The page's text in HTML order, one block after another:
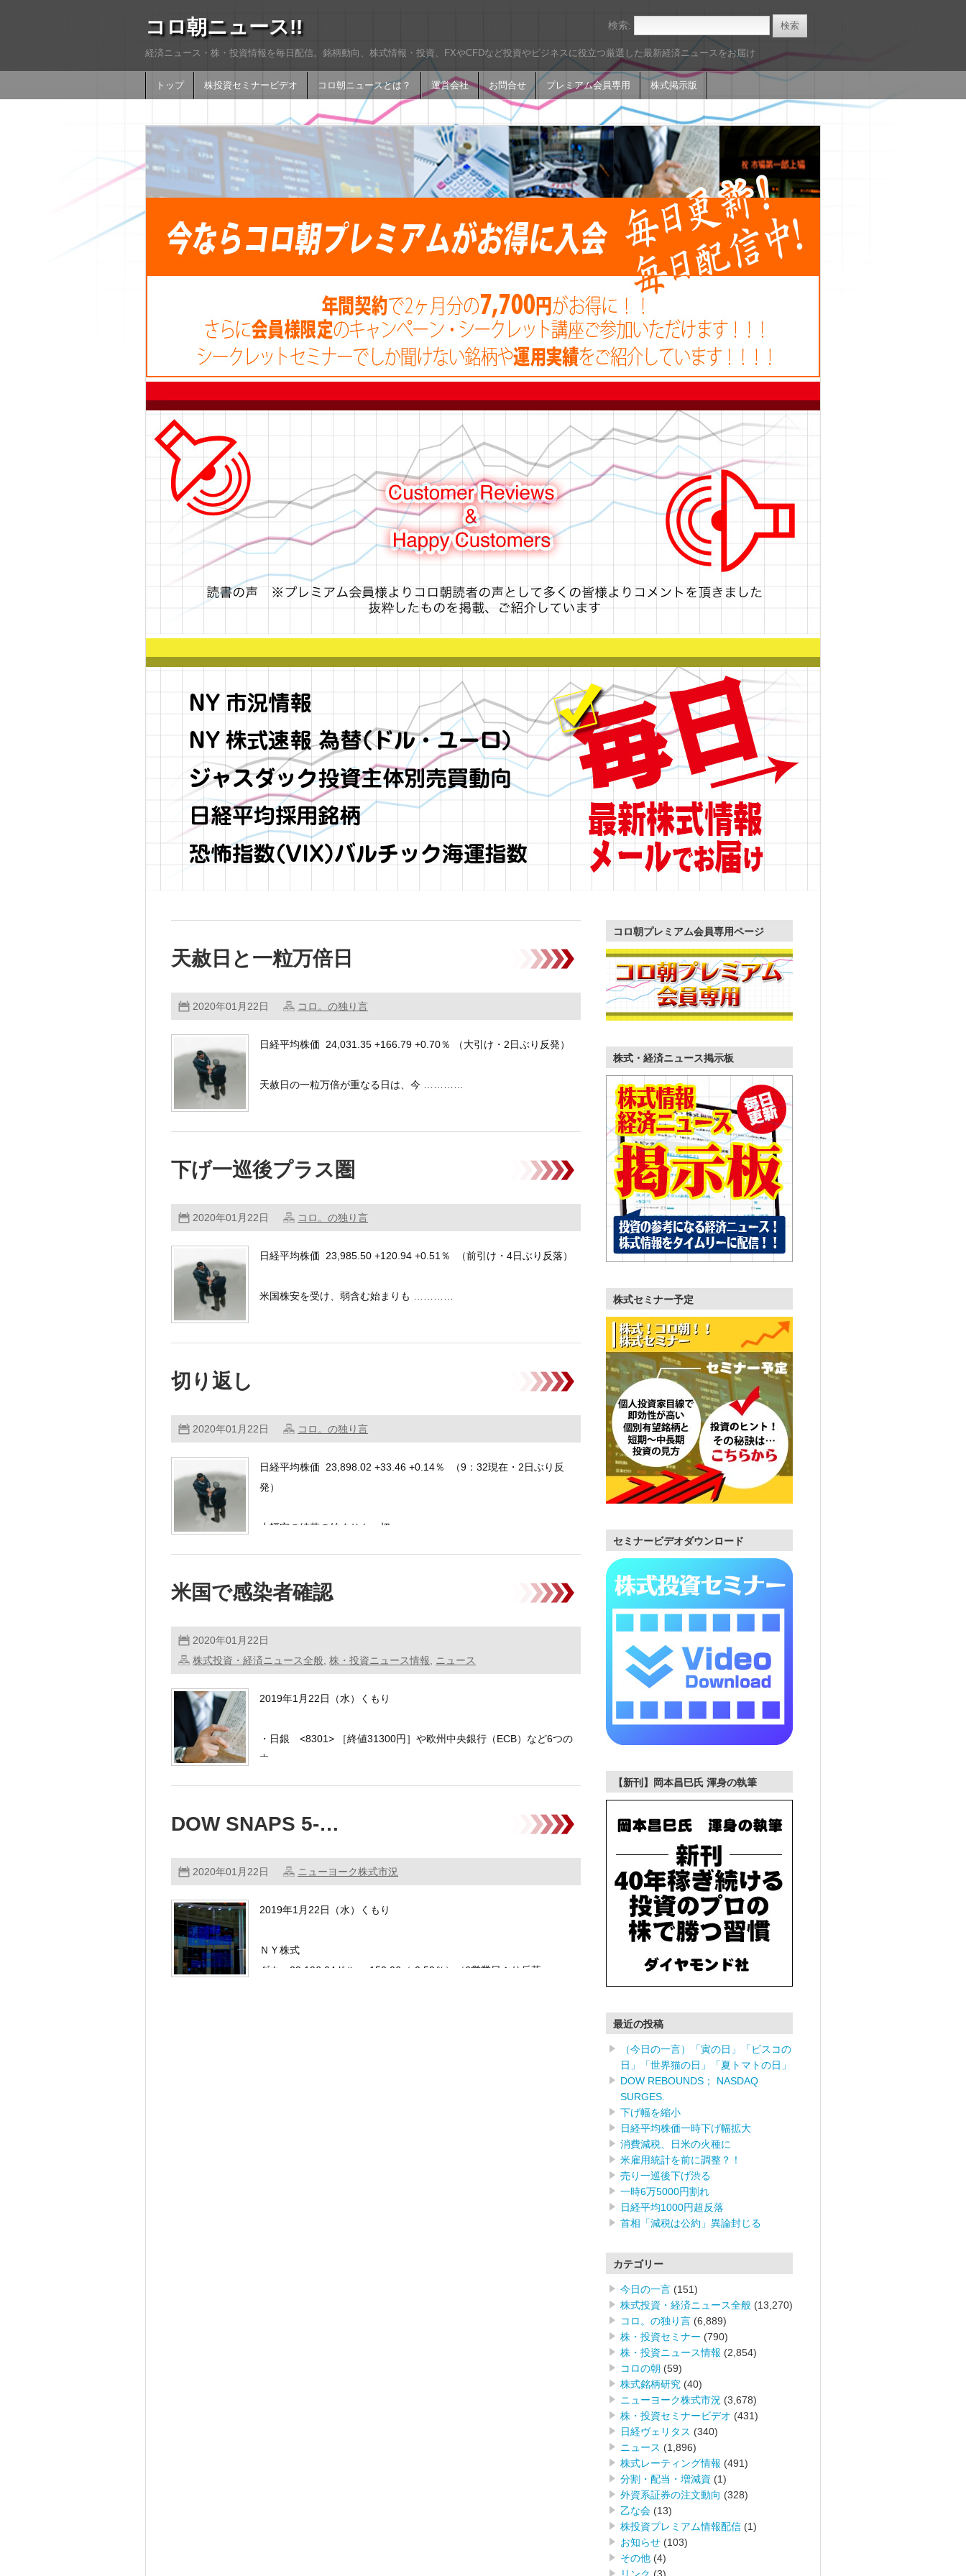
コロ朝ニュース!!
経済ニュース・株・投資情報を毎日配信。銘柄動向、株式情報・投資、FXやCFDなど投資やビジネスに役立つ厳選した最新経済ニュースをお届け
トップ 株投資セミナービデオ コロ朝ニュースとは？ 運営会社 お問合せ プレミアム会員専用 株式掲示版
検索:
天赦日と一粒万倍日
2020年01月22日 コロ。の独り言
日経平均株価 24,031.35 +166.79 +0.70％ （大引け・2日ぶり反発）
天赦日の一粒万倍が重なる日は、今 …………
下げ一巡後プラス圏
2020年01月22日 コロ。の独り言
日経平均株価 23,985.50 +120.94 +0.51％ （前引け・4日ぶり反落）
米国株安を受け、弱含む始まりも …………
切り返し
2020年01月22日 コロ。の独り言
日経平均株価 23,898.02 +33.46 +0.14％ （9：32現在・2日ぶり反
発）
小幅安の続落の始まりも、切 …………
米国で感染者確認
2020年01月22日
株式投資・経済ニュース全般 株・投資ニュース情報 ニュース
2019年1月22日（水）くもり
・日銀 <8301> ［終値31300円］や欧州中央銀行（ECB）など6つの
中 …………
DOW SNAPS 5-…
2020年01月22日 ニューヨーク株式市況
2019年1月22日（水）くもり
ＮＹ株式
ダウ：29,196.04ドル -152.06（-0.52％）（6営業日ぶり反落
コロ朝プレミアム会員専用ページ
株式・経済ニュース掲示板
株式セミナー予定
セミナービデオダウンロード
【新刊】岡本昌巳氏 渾身の執筆
最近の投稿
（今日の一言）「寅の日」「ビスコの
日」「世界猫の日」「夏トマトの日」
DOW REBOUNDS； NASDAQ
SURGES.
下げ幅を縮小
日経平均株価一時下げ幅拡大
消費減税、日米の火種に
米雇用統計を前に調整？！
売り一巡後下げ渋る
一時6万5000円割れ
日経平均1000円超反落
首相「減税は公約」異論封じる
カテゴリー
今日の一言 (151)
株式投資・経済ニュース全般 (13,270)
コロ。の独り言 (6,889)
株・投資セミナー (790)
株・投資ニュース情報 (2,854)
コロの朝 (59)
株式銘柄研究 (40)
ニューヨーク株式市況 (3,678)
株・投資セミナービデオ (431)
日経ヴェリタス (340)
ニュース (1,896)
株式レーティング情報 (491)
分割・配当・増減資 (1)
外資系証券の注文動向 (328)
乙な会 (13)
株投資プレミアム情報配信 (1)
お知らせ (103)
その他 (4)